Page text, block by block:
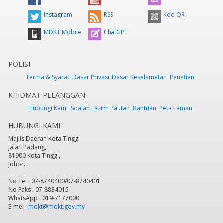
Instagram RSS Kod QR
MDKT Mobile ChatGPT
POLISI
Terma & Syarat Dasar Privasi Dasar Keselamatan Penafian
KHIDMAT PELANGGAN
Hubungi Kami Soalan Lazim Pautan Bantuan Peta Laman
HUBUNGI KAMI
Majlis Daerah Kota Tinggi
Jalan Padang,
81900 Kota Tinggi,
Johor.
No Tel : 07-8740400/07-8740401
No Faks : 07-8834015
WhatsApp : 019-7177000
E-mel : mdkt@mdkt.gov.my